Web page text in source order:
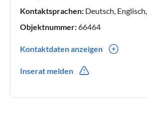
Kontaktsprachen: Deutsch,
Objektnummer:66464
Kontaktdaten anzeigen
Inserat melden